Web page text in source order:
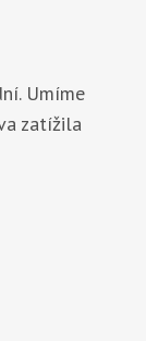
Umíme
zatížila